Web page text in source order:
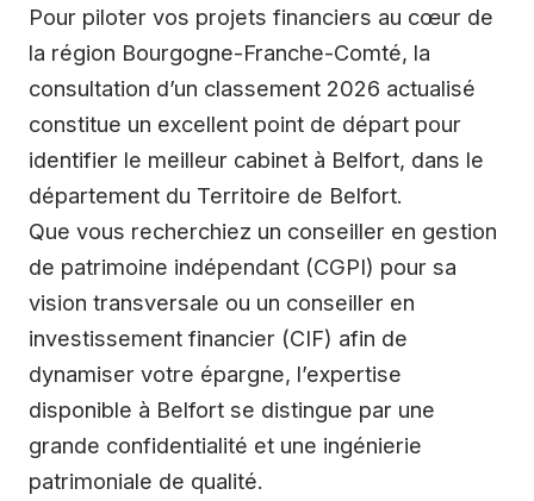
Pour piloter vos projets financiers au cœur de
la région Bourgogne-Franche-Comté, la
consultation d’un classement 2026 actualisé
constitue un excellent point de départ pour
identifier le meilleur cabinet à Belfort, dans le
département du Territoire de Belfort.
Que vous recherchiez un conseiller en gestion
de patrimoine indépendant (CGPI) pour sa
vision transversale ou un conseiller en
investissement financier (CIF) afin de
dynamiser votre épargne, l’expertise
disponible à Belfort se distingue par une
grande confidentialité et une ingénierie
patrimoniale de qualité.